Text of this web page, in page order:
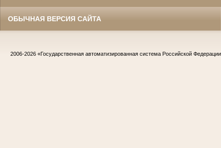
ОБЫЧНАЯ ВЕРСИЯ САЙТА
2006-2026 «Государственная автоматизированная система Российской